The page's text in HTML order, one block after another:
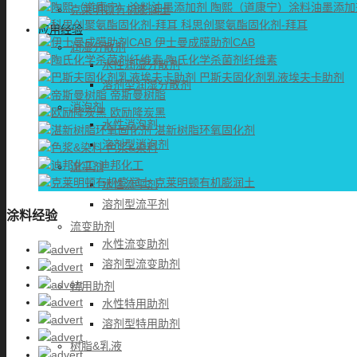
克莱明顿有机膨润土
应用经验
润湿分散剂
水性润湿分散剂
溶剂型润湿分散剂
消泡剂
水性消泡剂
溶剂型消泡剂
流平剂
水性流平剂
溶剂型流平剂
流变助剂
水性流变助剂
溶剂型流变助剂
特用助剂
水性特用助剂
溶剂型特用助剂
树脂&乳液
陶熙（道康宁）涂料油墨添
科思创聚氨酯固化剂-拜耳
伊士曼成膜助剂CAB
陶氏化学杀菌剂纤维素
巴斯夫固化剂乳液埃夫卡助剂
帝斯曼树脂
欧励隆炭黑
湛新树脂环氧固化剂
色浆&染料
迪邦化工
克莱明顿有机膨润土
涂料经验